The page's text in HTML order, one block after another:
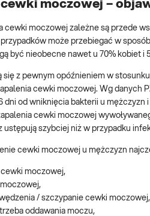
moczowej –
cewki moczowej zależne są przede
może przebiegać w
być nieobecne nawet u 70% kobiet i
się z pewnym opóźnieniem w
cewki moczowej. Wg danych
dni od wniknięcia bakterii u
cewki moczowej
ustępują szybciej niż w przypadku
cewki moczowej u mężczyzn
moczowej,
/ szczypanie cewki moczowej,
oddawania moczu,